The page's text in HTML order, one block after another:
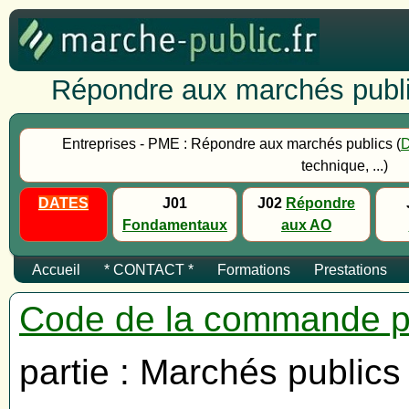
Répondre aux marchés
Entreprises - PME : Répondre aux marchés publics (
technique, ...)
DATES
J01
Fondamentaux
J02 Répondre
aux AO
Accueil * CONTACT * Formations Prestations
Code de la commande
partie : Marchés